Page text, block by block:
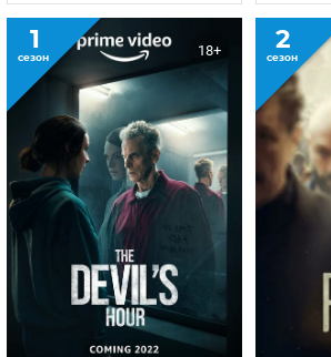
1
сезон 18+ 2
сезон